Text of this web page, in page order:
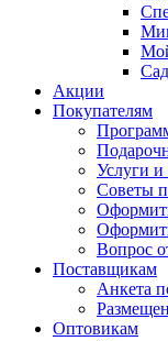
Акции
Покупателям
Услуги и
Советы
Вопрос
Поставщикам
Анкета
Оптовикам